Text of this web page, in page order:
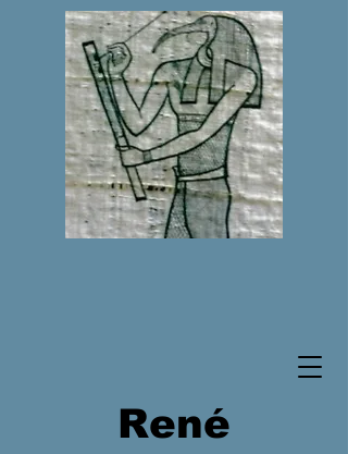
René